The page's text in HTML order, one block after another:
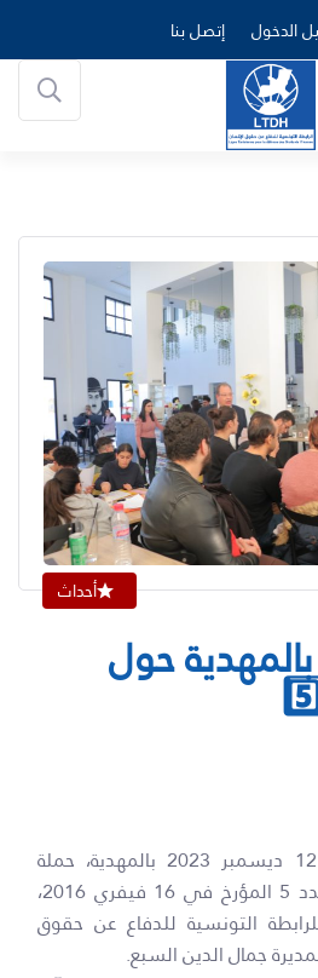
الدخول إتصل بنا
أحداث
حول
انتظمت يوم الثلاثاء 12 ديسمبر 2023 بالمهدية، حملة
توعوية حول القانون عدد 5 المؤرخ في 16 فيفري 2016،
التونسية للدفاع عن حقوق
جمال الدين السبع.